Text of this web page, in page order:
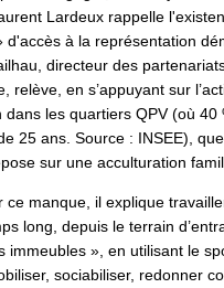
Lardeux rappelle
d'accès à la représentation
directeur des
relève, en s’appuyant sur
dans les quartiers QPV (où 40
25 ans. Source : INSEE),
sur une acculturation
ce manque, il explique
long, depuis le terrain
immeubles », en utilisant le
sociabiliser, redonner